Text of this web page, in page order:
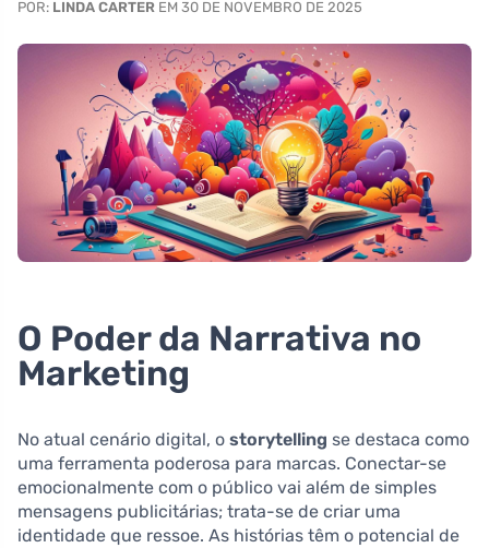
POR: LINDA CARTER EM 30 DE NOVEMBRO DE 2025
O Poder da Narrativa no
Marketing
No atual cenário digital, o storytelling se destaca como
uma ferramenta poderosa para marcas. Conectar-se
emocionalmente com o público vai além de simples
mensagens publicitárias; trata-se de criar uma
identidade que ressoe. As histórias têm o potencial de